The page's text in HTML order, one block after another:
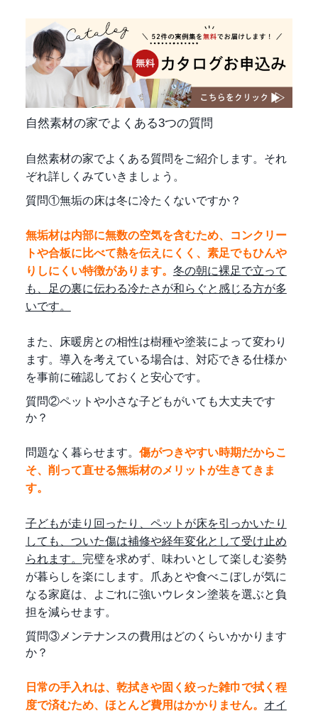
自然素材の家でよくある3つの質問
自然素材の家でよくある質問をご紹介します。それ
ぞれ詳しくみていきましょう。
質問①無垢の床は冬に冷たくないですか？
無垢材は内部に無数の空気を含むため、コンクリー
トや合板に比べて熱を伝えにくく、素足でもひんや
りしにくい特徴があります。 冬の朝に裸足で立って
も、足の裏に伝わる冷たさが和らぐと感じる方が多
いです。
また、床暖房との相性は樹種や塗装によって変わり
ます。導入を考えている場合は、対応できる仕様か
を事前に確認しておくと安心です。
質問②ペットや小さな子どもがいても大丈夫です
か？
問題なく暮らせます。 傷がつきやすい時期だからこ
そ、削って直せる無垢材のメリットが生きてきま
す。
子どもが走り回ったり、ペットが床を引っかいたり
しても、ついた傷は補修や経年変化として受け止め
られます。 完璧を求めず、味わいとして楽しむ姿勢
が暮らしを楽にします。爪あとや食べこぼしが気に
なる家庭は、よごれに強いウレタン塗装を選ぶと負
担を減らせます。
質問③メンテナンスの費用はどのくらいかかります
か？
日常の手入れは、乾拭きや固く絞った雑巾で拭く程
度で済むため、ほとんど費用はかかりません。 オイ